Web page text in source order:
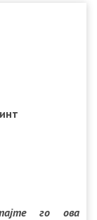
го ова